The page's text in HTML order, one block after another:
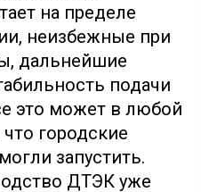
на пределе
неизбежные при
дальнейшие
подачи
это может в любой
городские
запустить.
ДТЭК уже